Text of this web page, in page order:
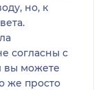
но, к
согласны с
вы можете
же просто